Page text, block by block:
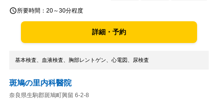
所要時間： 20～30分程度
詳細・予約
基本検査、血液検査、胸部レントゲン、心電図、尿検査
斑鳩の里内科醫院
奈良県生駒郡斑鳩町興留 6-2-8